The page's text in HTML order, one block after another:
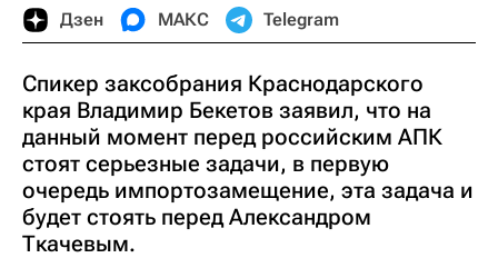
Дзен МАКС Telegram
Спикер заксобрания Краснодарского
края Владимир Бекетов заявил, что на
данный момент перед российским АПК
стоят серьезные задачи, в первую
очередь импортозамещение, эта задача и
будет стоять перед Александром
Ткачевым.